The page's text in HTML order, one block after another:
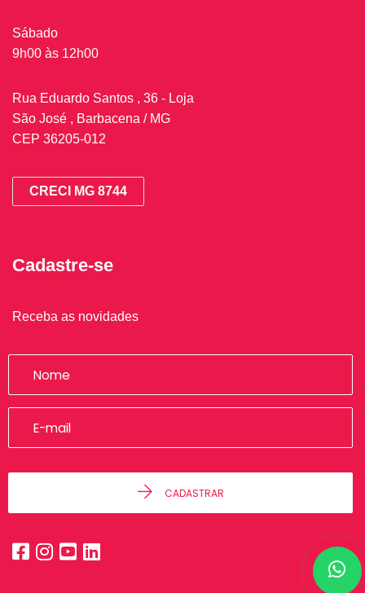
Sábado
9h00 às 12h00
Rua Eduardo Santos , 36 - Loja
São José , Barbacena / MG
CEP 36205-012
CRECI MG 8744
Cadastre-se
Receba as novidades
CADASTRAR